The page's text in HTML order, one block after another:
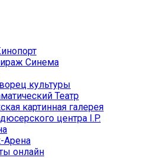
Синема
культуры
Театр
картинная галерея
центра I.P.
Арена
онлайн